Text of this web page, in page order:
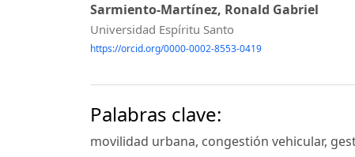
Sarmiento-Martínez, Ronald Gabriel
Universidad Espíritu Santo
https://orcid.org/0000-0002-8553-0419
Palabras clave:
movilidad urbana, congestión vehicular,